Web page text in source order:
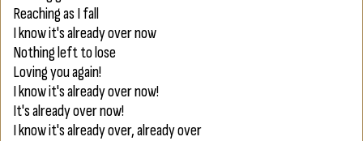
Reaching as I fall
I know it's already over now
Nothing left to lose
Loving you again!
I know it's already over now!
It's already over now!
I know it's already over, already over